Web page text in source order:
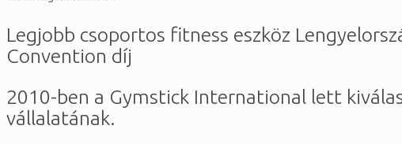
Legjobb csoportos fitness eszköz
Convention díj
2010-ben a Gymstick International lett
vállalatának.